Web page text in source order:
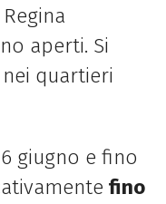
aperti. Si
quartieri
giugno e fino
fino